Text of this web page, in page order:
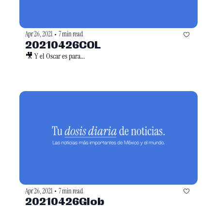
Apr 26, 2021 • 7 min read
20210426COL
🎥 Y el Oscar es para...
Apr 26, 2021 • 7 min read
20210426Glob